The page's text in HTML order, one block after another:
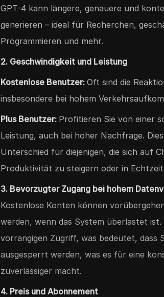
GPT-4 kann längere, genauere und
generieren – ideal für Recherchen,
Programmieren und mehr.
2. Geschwindigkeit und Leistung
Kostenlose Benutzer:Oft sind die
insbesondere bei hohem
Plus Benutzer: Profitieren Sie von einer
Leistung, auch bei hoher Nachfrage.
Unterschied für diejenigen, die sich auf
Produktivität zu steigern oder in
3. Bevorzugter Zugang bei hohem
Kostenlose Konten können
werden, wenn das System überlastet
vorrangigen Zugriff, was bedeutet, dass
ausgesperrt werden, was es für eine
zuverlässiger macht.
4. Preis und Abonnement